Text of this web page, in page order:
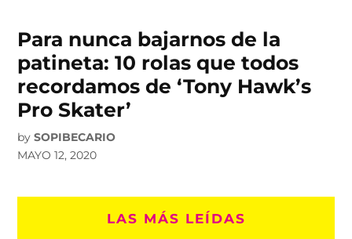
Para nunca bajarnos de la
patineta: 10 rolas que todos
recordamos de ‘Tony Hawk’s
Pro Skater’
by SOPIBECARIO
MAYO 12, 2020
LAS MÁS LEÍDAS